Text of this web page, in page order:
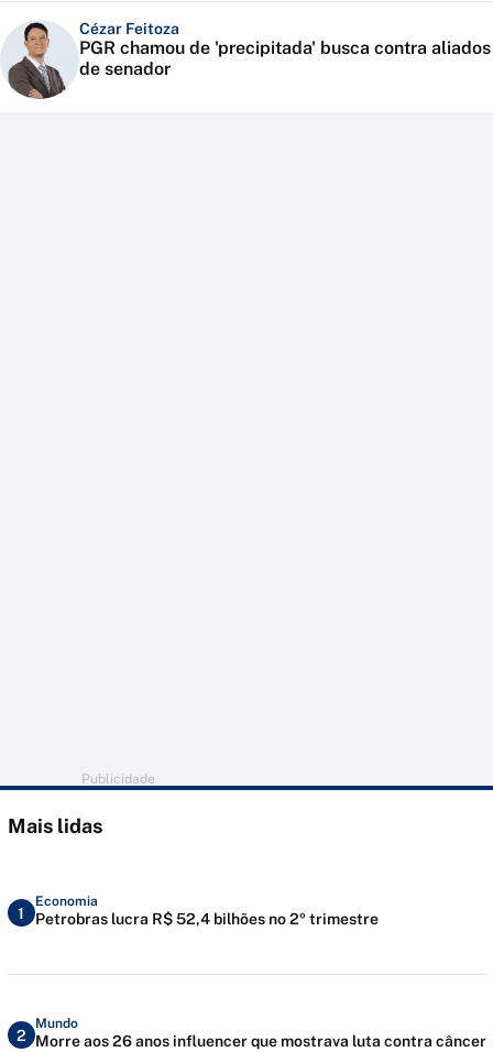
Cézar Feitoza
PGR chamou de 'precipitada' busca contra aliados
de senador
Publicidade
Mais lidas
1
Economia
Petrobras lucra R$ 52,4 bilhões no 2º trimestre
2
Mundo
Morre aos 26 anos influencer que mostrava luta contra câncer